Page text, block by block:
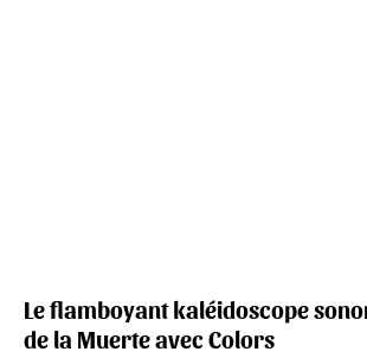
Le flamboyant kaléidoscope
de la Muerte avec Colors